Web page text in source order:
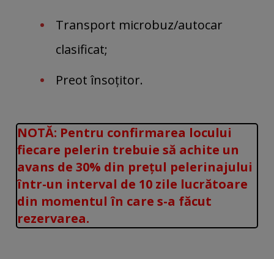
Transport microbuz/autocar
clasificat;
Preot însoțitor.
NOTĂ: Pentru confirmarea locului
fiecare pelerin trebuie să achite un
avans de 30% din prețul pelerinajului
într-un interval de 10 zile lucrătoare
din momentul în care s-a făcut
rezervarea.